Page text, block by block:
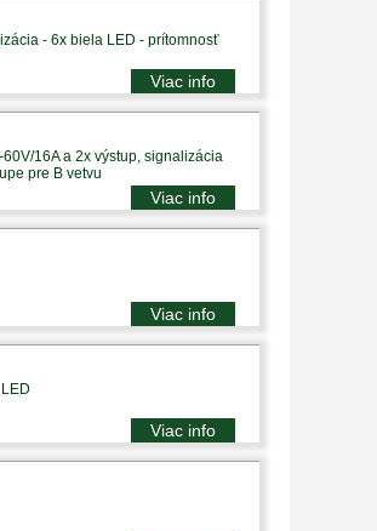
- 6x biela LED - prítomnosť
Viac info
16A a 2x výstup, signalizácia
pre B vetvu
Viac info
Viac info
Viac info